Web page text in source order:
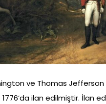
ve Thomas Jefferson
ilan edilmiştir. İlan